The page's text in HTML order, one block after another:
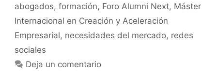
abogados, formación, Foro Alumni Next, Máster
Internacional en Creación y Aceleración
Empresarial, necesidades del mercado, redes
sociales
Deja un comentario